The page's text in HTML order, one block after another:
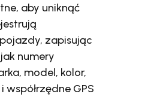
aby uniknąć
zapisując
numery
model, kolor,
współrzędne GPS